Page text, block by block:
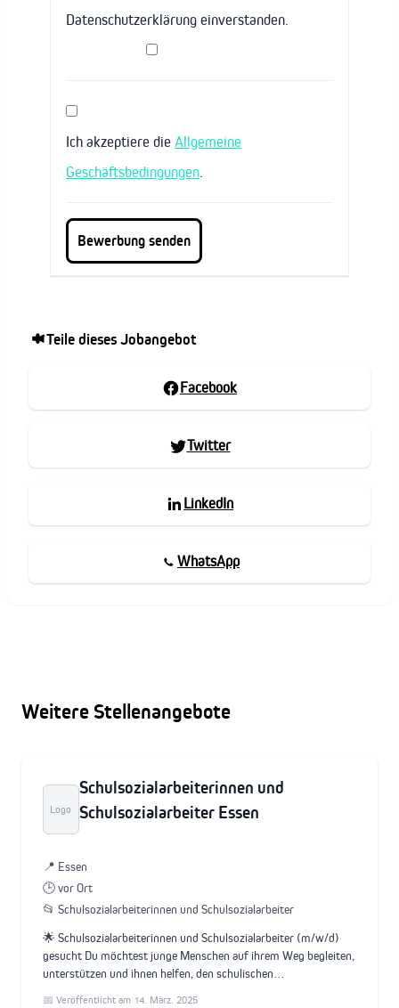
Datenschutzerklärung einverstanden.
Ich akzeptiere die Allgemeine
Geschäftsbedingungen.
Teile dieses Jobangebot
Facebook
Twitter
LinkedIn
WhatsApp
Weitere Stellenangebote
Logo
Schulsozialarbeiterinnen und
Schulsozialarbeiter Essen
📍 Essen
🕒 vor Ort
📂 Schulsozialarbeiterinnen und Schulsozialarbeiter
🌟 Schulsozialarbeiterinnen und Schulsozialarbeiter (m/w/d)
gesucht Du möchtest junge Menschen auf ihrem Weg begleiten,
unterstützen und ihnen helfen, den schulischen…
📅 Veröffentlicht am 14. März. 2025